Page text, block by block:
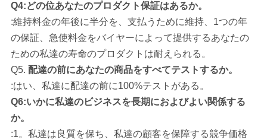
Q4:どの位あなたのプロダクト保証はあるか。
:維持料金の年後に半分を、支払うために維持、1つの年
の保証、急使料金をバイヤーによって提供するあなたの
ための私達の寿命のプロダクトは耐えられる。
Q5. 配達の前にあなたの商品をすべてテストするか。
:はい、私達に配達の前に100%テストがある。
Q6:いかに私達のビジネスを長期におよびよい関係する
か。
:1。私達は良質を保ち、私達の顧客を保障する競争価格